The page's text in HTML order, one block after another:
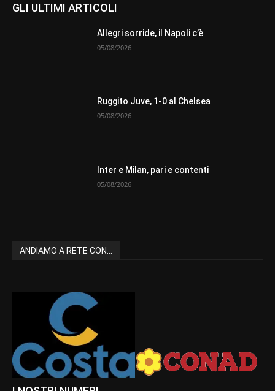
GLI ULTIMI ARTICOLI
Allegri sorride, il Napoli c’è
05/08/2026
Ruggito Juve, 1-0 al Chelsea
05/08/2026
Inter e Milan, pari e contenti
05/08/2026
ANDIAMO A RETE CON...